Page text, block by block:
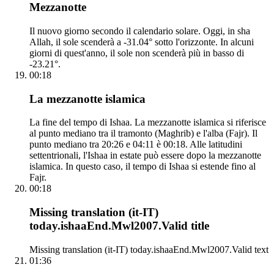
Mezzanotte
Il nuovo giorno secondo il calendario solare. Oggi, in sha
Allah, il sole scenderà a -31.04° sotto l'orizzonte. In alcuni
giorni di quest'anno, il sole non scenderà più in basso di
-23.21°.
00:18
La mezzanotte islamica
La fine del tempo di Ishaa. La mezzanotte islamica si riferisce
al punto mediano tra il tramonto (Maghrib) e l'alba (Fajr). Il
punto mediano tra 20:26 e 04:11 è 00:18. Alle latitudini
settentrionali, l'Ishaa in estate può essere dopo la mezzanotte
islamica. In questo caso, il tempo di Ishaa si estende fino al
Fajr.
00:18
Missing translation (it-IT)
today.ishaaEnd.Mwl2007.Valid title
Missing translation (it-IT) today.ishaaEnd.Mwl2007.Valid text
01:36